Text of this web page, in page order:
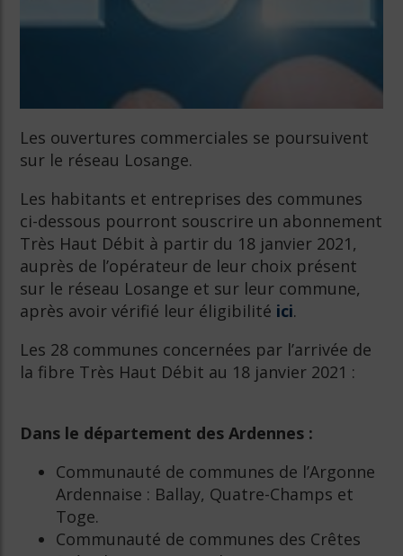
Les ouvertures commerciales se poursuivent
sur le réseau Losange.
Les habitants et entreprises des communes
ci-dessous pourront souscrire un abonnement
Très Haut Débit à partir du 18 janvier 2021,
auprès de l’opérateur de leur choix présent
sur le réseau Losange et sur leur commune,
après avoir vérifié leur éligibilité ici.
Les 28 communes concernées par l’arrivée de
la fibre Très Haut Débit au 18 janvier 2021 :
Dans le département des Ardennes :
Communauté de communes de l’Argonne
Ardennaise : Ballay, Quatre-Champs et
Toge.
Communauté de communes des Crêtes